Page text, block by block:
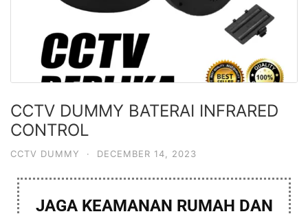
CCTV DUMMY BATERAI INFRARED
CONTROL
CCTV DUMMY · DECEMBER 14, 2023
JAGA KEAMANAN RUMAH DAN